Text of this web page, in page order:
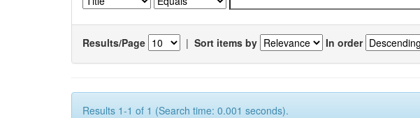
Results/Page | Sort items by In order
Results 1-1 of 1 (Search time: 0.001 seconds).